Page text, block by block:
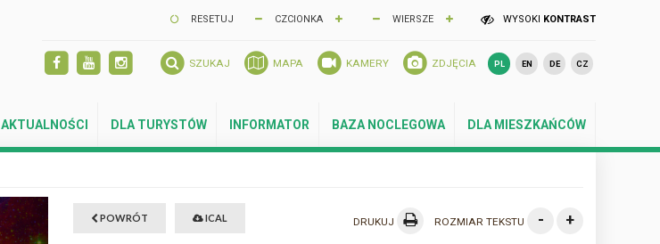
RESETUJ CZCIONKA WIERSZE WYSOKI KONTRAST
SZUKAJ MAPA KAMERY ZDJĘCIA PL EN DE CZ
AKTUALNOŚCI DLA TURYSTÓW INFORMATOR BAZA NOCLEGOWA DLA MIESZKAŃCÓW
POWRÓT ICAL DRUKUJ ROZMIAR TEKSTU - +